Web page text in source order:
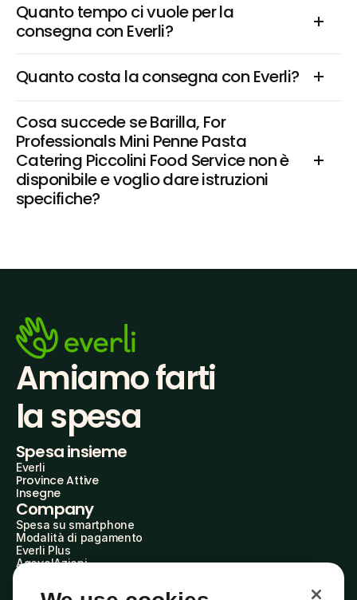
Quanto tempo ci vuole per la
consegna con Everli?
Quanto costa la consegna con Everli?
Cosa succede se Barilla, For
Professionals Mini Penne Pasta
Catering Piccolini Food Service non è
disponibile e voglio dare istruzioni
specifiche?
Amiamo farti
la spesa
Spesa insieme
Everli
Province Attive
Insegne
Company
Spesa su smartphone
Modalità di pagamento
Everli Plus
AgevolAzioni